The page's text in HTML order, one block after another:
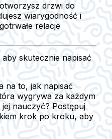
drzwi do
wiarygodność i
relacje
skutecznie napisać
na to, jak napisać
wygrywa za każdym
nauczyć? Postępuj
krok po kroku, aby